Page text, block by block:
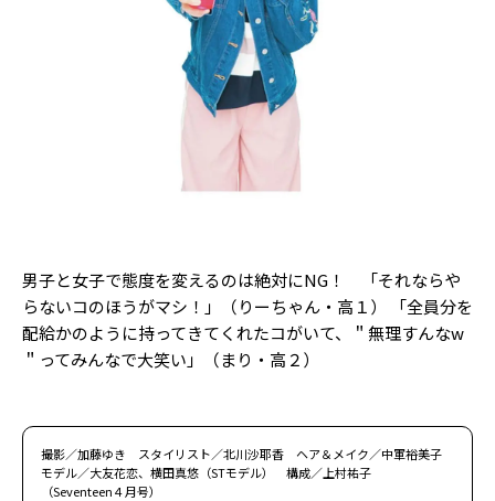
男子と女子で態度を変えるのは絶対にNG！ 「それならや
らないコのほうがマシ！」（りーちゃん・高１） 「全員分を
配給かのように持ってきてくれたコがいて、＂無理すんなw
＂ってみんなで大笑い」（まり・高２）
撮影／加藤ゆき スタイリスト／北川沙耶香 ヘア＆メイク／中軍裕美子
モデル／大友花恋、横田真悠（STモデル） 構成／上村祐子
（Seventeen４月号）